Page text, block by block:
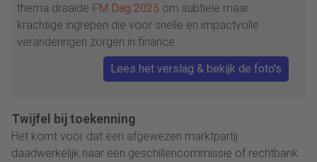
thema draaide FM Dag 2025 om subtiele maar
krachtige ingrepen die voor snelle en impactvolle
veranderingen zorgen in finance.
Lees het verslag & bekijk de foto's
Twijfel bij toekenning
Het komt voor dat een afgewezen marktpartij
daadwerkelijk naar een geschillencommissie of rechtbank